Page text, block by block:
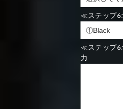
≪ステップ
≪ステップ
力